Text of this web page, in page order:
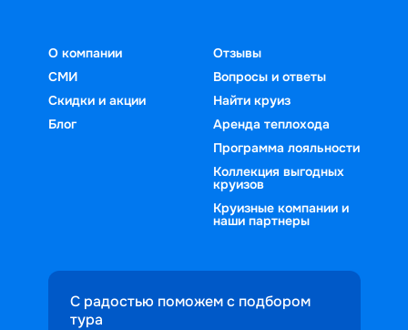
О компании
СМИ
Скидки и акции
Блог
Отзывы
Вопросы и ответы
Найти круиз
Аренда теплохода
Программа лояльности
Коллекция выгодных
круизов
Круизные компании и
наши партнеры
С радостью поможем с подбором
тура